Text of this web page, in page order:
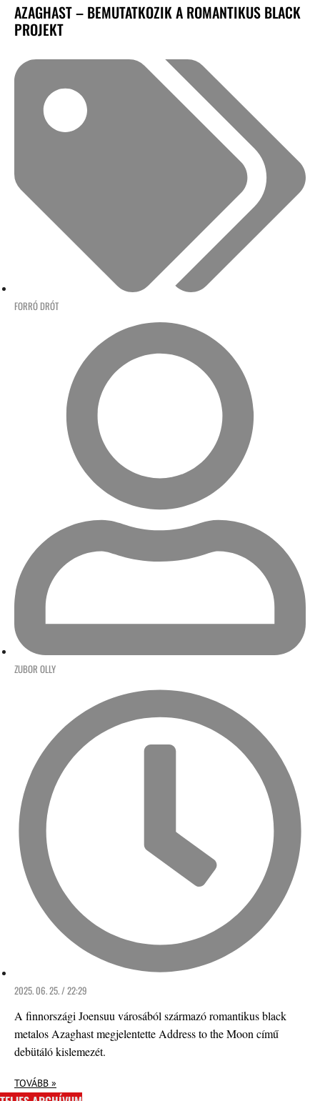
AZAGHAST – BEMUTATKOZIK A ROMANTIKUS BLACK
PROJEKT
FORRÓ DRÓT
ZUBOR OLLY
2025. 06. 25. / 22:29
A finnországi Joensuu városából származó romantikus black
metalos Azaghast megjelentette Address to the Moon című
debütáló kislemezét.
TOVÁBB »